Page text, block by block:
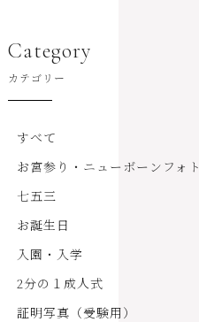
Category
カテゴリー
すべて
お宮参り・ニューボーンフォト
七五三
お誕生日
入園・入学
2分の１成人式
証明写真（受験用）